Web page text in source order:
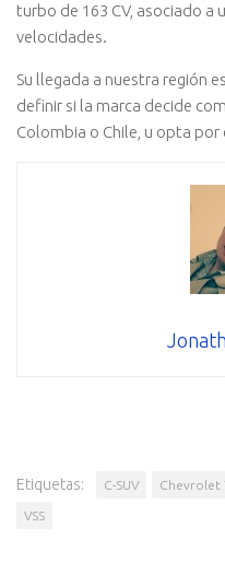
turbo de 163 CV, asociado a
velocidades.
Su llegada a nuestra región
definir si la marca decide
Colombia o Chile, u opta por
Etiquetas: C-SUV Chevrolet
VSS